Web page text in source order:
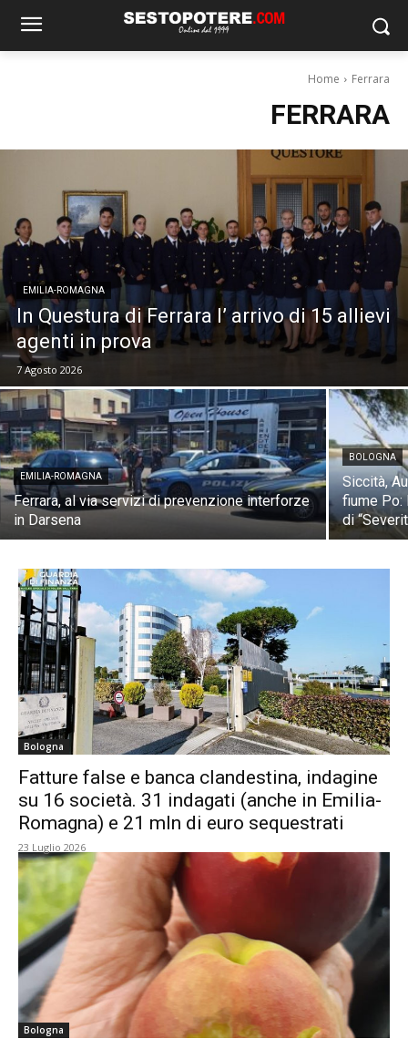
Home Ferrara
FERRARA
EMILIA-ROMAGNA
In Questura di Ferrara l’ arrivo di 15 allievi
agenti in prova
7 Agosto 2026
EMILIA-ROMAGNA
Ferrara, al via servizi di prevenzione interforze
in Darsena
BOLOGNA
Siccità,
fiume Po:
di
Bologna
Fatture false e banca clandestina, indagine
su 16 società. 31 indagati (anche in Emilia-
Romagna) e 21 mln di euro sequestrati
23 Luglio 2026
Bologna